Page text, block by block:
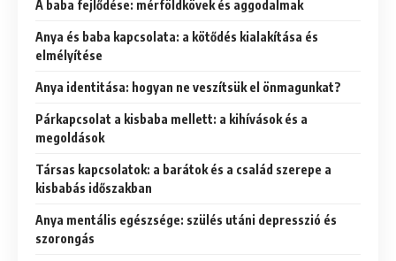
A baba fejlődése: mérföldkövek és aggodalmak
Anya és baba kapcsolata: a kötődés kialakítása és
elmélyítése
Anya identitása: hogyan ne veszítsük el önmagunkat?
Párkapcsolat a kisbaba mellett: a kihívások és a
megoldások
Társas kapcsolatok: a barátok és a család szerepe a
kisbabás időszakban
Anya mentális egészsége: szülés utáni depresszió és
szorongás